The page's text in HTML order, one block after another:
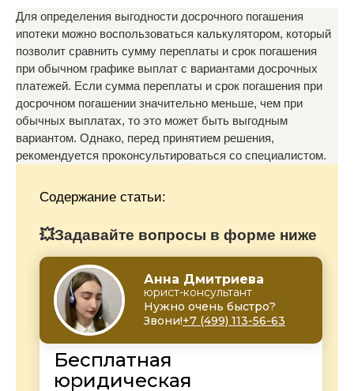
Для определения выгодности досрочного погашения
ипотеки можно воспользоваться калькулятором, который
позволит сравнить сумму переплаты и срок погашения
при обычном графике выплат с вариантами досрочных
платежей. Если сумма переплаты и срок погашения при
досрочном погашении значительно меньше, чем при
обычных выплатах, то это может быть выгодным
вариантом. Однако, перед принятием решения,
рекомендуется проконсультироваться со специалистом.
Содержание статьи:
💥Задавайте вопросы в форме ниже